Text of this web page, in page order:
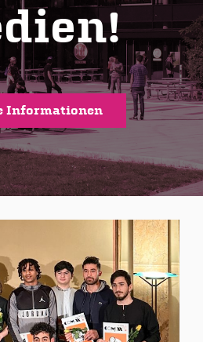
Informationen